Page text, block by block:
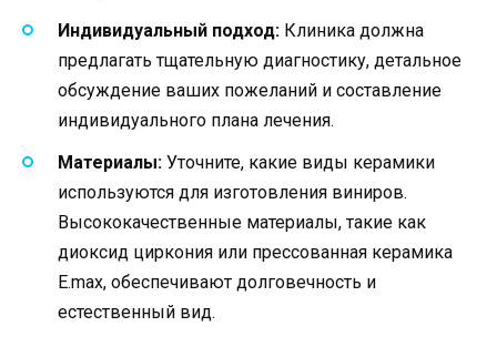
Индивидуальный подход: Клиника должна
предлагать тщательную диагностику, детальное
обсуждение ваших пожеланий и составление
индивидуального плана лечения.
Материалы: Уточните, какие виды керамики
используются для изготовления виниров.
Высококачественные материалы, такие как
диоксид циркония или прессованная керамика
E.max, обеспечивают долговечность и
естественный вид.